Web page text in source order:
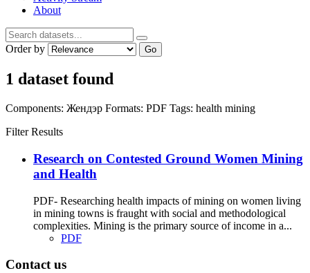
About
Order by Go
1 dataset found
Components: Жендэр Formats: PDF Tags: health mining
Filter Results
Research on Contested Ground Women Mining
and Health
PDF- Researching health impacts of mining on women living
in mining towns is fraught with social and methodological
complexities. Mining is the primary source of income in a...
PDF
Contact us